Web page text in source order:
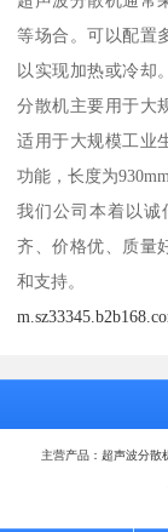
等场合。可以配置
以实现加热或冷却
分散机主要用于大
适用于大规模工业
功能，长度为
我们公司本着以
齐、价格优、质量
和支持。
主营产品：超声波分